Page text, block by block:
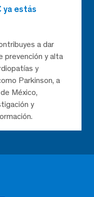
ya estás
a dar
prevención y alta
y
Parkinson, a
México,
y